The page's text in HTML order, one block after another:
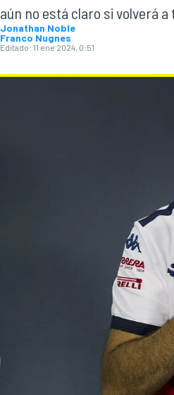
aún no está claro si volverá
Jonathan Noble
Franco Nugnes
Editado: 11 ene 2024, 0:51